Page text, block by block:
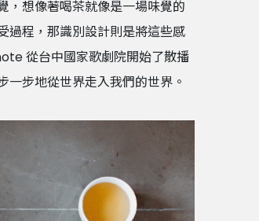
，想像著喝茶就像是一場味覺的
過程，那識別設計則是將這些感
從台中國家歌劇院開始了散播
步地從世界走入我們的世界。